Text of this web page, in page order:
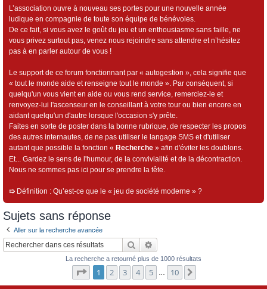
L’association ouvre à nouveau ses portes pour une nouvelle année
ludique en compagnie de toute son équipe de bénévoles.
De ce fait, si vous avez le goût du jeu et un enthousiasme sans faille, ne
vous privez surtout pas, venez nous rejoindre sans attendre et n’hésitez
pas à en parler autour de vous !
Le support de ce forum fonctionnant par « autogestion », cela signifie que
« tout le monde aide et renseigne tout le monde ». Par conséquent, si
quelqu'un vous vient en aide ou vous rend service, remerciez-le et
renvoyez-lui l'ascenseur en le conseillant à votre tour ou bien encore en
aidant quelqu'un d'autre lorsque l'occasion s'y prête.
Faites en sorte de poster dans la bonne rubrique, de respecter les propos
des autres internautes, de ne pas utiliser le langage SMS et d'utiliser
autant que possible la fonction « Recherche » afin d'éviter les doublons.
Et... Gardez le sens de l'humour, de la convivialité et de la décontraction.
Nous ne sommes pas ici pour se prendre la tête.
➯ Définition : Qu’est-ce que le « jeu de société moderne » ?
Sujets sans réponse
Aller sur la recherche avancée
Rechercher
La recherche a retourné plus de 1000 résultats
Page sur10
1 2 3 4 5 10